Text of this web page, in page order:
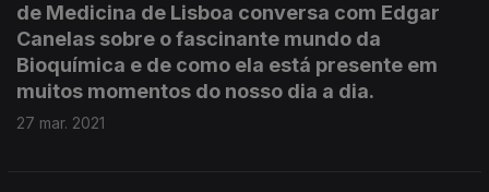
de Medicina de Lisboa conversa com Edgar
Canelas sobre o fascinante mundo da
Bioquímica e de como ela está presente em
muitos momentos do nosso dia a dia.
27 mar. 2021